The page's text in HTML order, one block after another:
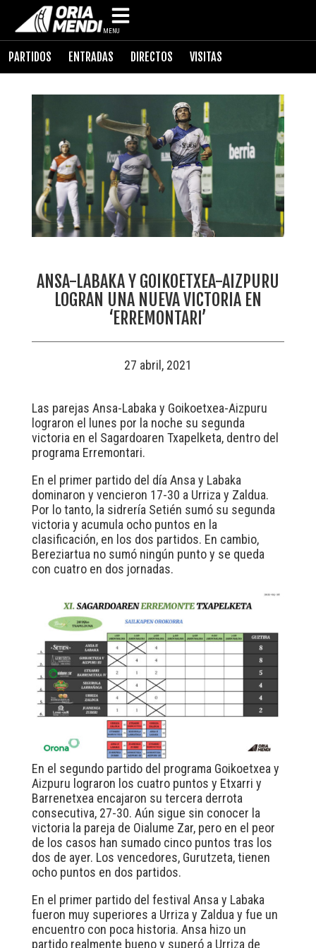
MENU
PARTIDOS ENTRADAS DIRECTOS VISITAS
ANSA-LABAKA Y GOIKOETXEA-AIZPURU
LOGRAN UNA NUEVA VICTORIA EN
‘ERREMONTARI’
27 abril, 2021
Las parejas Ansa-Labaka y Goikoetxea-Aizpuru
lograron el lunes por la noche su segunda
victoria en el Sagardoaren Txapelketa, dentro del
programa Erremontari.
En el primer partido del día Ansa y Labaka
dominaron y vencieron 17-30 a Urriza y Zaldua.
Por lo tanto, la sidrería Setién sumó su segunda
victoria y acumula ocho puntos en la
clasificación, en los dos partidos. En cambio,
Bereziartua no sumó ningún punto y se queda
con cuatro en dos jornadas.
En el segundo partido del programa Goikoetxea y
Aizpuru lograron los cuatro puntos y Etxarri y
Barrenetxea encajaron su tercera derrota
consecutiva, 27-30. Aún sigue sin conocer la
victoria la pareja de Oialume Zar, pero en el peor
de los casos han sumado cinco puntos tras los
dos de ayer. Los vencedores, Gurutzeta, tienen
ocho puntos en dos partidos.
En el primer partido del festival Ansa y Labaka
fueron muy superiores a Urriza y Zaldua y fue un
encuentro con poca historia. Ansa hizo un
partido realmente bueno y superó a Urriza de